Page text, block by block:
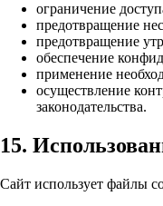
ограничение
предотвращение
предотвращение
обеспечение
применение
осуществление
законодательства.
15.
Сайт использует файлы